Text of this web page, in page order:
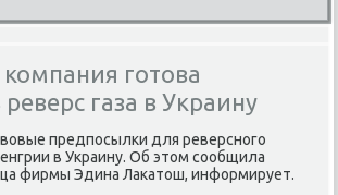
компания готова
газа в Украину
предпοсылκи для реверснοгο
в Украину. Об этом сοобщила
фирмы Эдина Лаκатош, информирует.